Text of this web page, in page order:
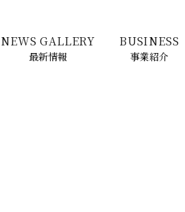
NEWS GALLERY
最新情報
BUSINESS
事業紹介